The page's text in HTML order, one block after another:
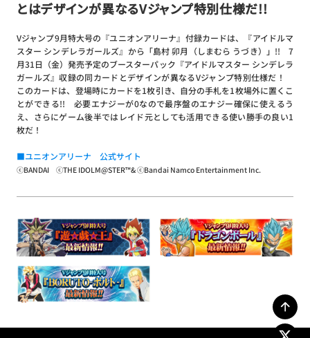
とはデザインが異なるVジャンプ特別仕様だ!!
Vジャンプ9月特大号の『ユニオンアリーナ』付録カードは、『アイドルマ
スター シンデレラガールズ』から「島村 卯月（しまむら うづき）」!! 7
月31日（金）発売予定のブースターパック『アイドルマスター シンデレラ
ガールズ』収録の同カードとデザインが異なるVジャンプ特別仕様だ！
このカードは、登場時にカードを1枚引き、自分の手札を1枚場外に置くこ
とができる!! 必要エナジーが0なので最序盤のエナジー確保に使えるう
え、さらにゲーム後半ではレイド元としても活用できる使い勝手の良い1
枚だ！
■ユニオンアリーナ 公式サイト
ⓒBANDAI ⓒTHE IDOLM@STER™& ⓒBandai Namco Entertainment Inc.